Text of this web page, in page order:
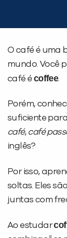
O café é uma
mundo. Você
café écoffee.
Porém,
suficiente
café, café
inglês?
Por isso,
soltas. Eles
juntas com
Ao estudar